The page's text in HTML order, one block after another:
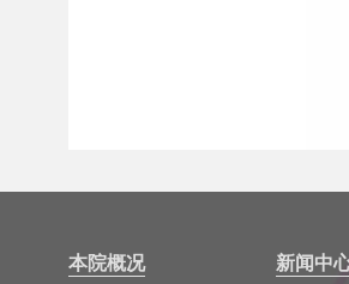
本院概况 新闻中